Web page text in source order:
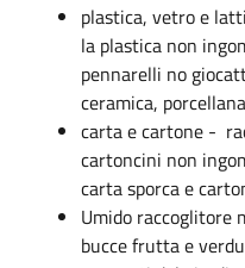
plastica, vetro e
la plastica non
pennarelli no
ceramica,
carta e cartone -
cartoncini non
carta sporca e
Umido raccoglitore
bucce frutta e